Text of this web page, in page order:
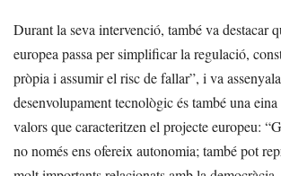
Durant la seva intervenció, també va destacar
europea passa per simplificar la regulació,
pròpia i assumir el risc de fallar”, i va
desenvolupament tecnològic és també una
valors que caracteritzen el projecte europeu:
no només ens ofereix autonomia; també pot